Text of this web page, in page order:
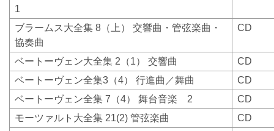
1
ブラームス大全集 8 （上）
交響曲・管弦楽曲・
協奏曲
CD
ベートーヴェン大全集 2 （1） 交響曲
CD
ベートーヴェン全集3 （4） 行進曲／舞曲
CD
ベートーヴェン全集 7 （4） 舞台音楽 2
CD
モーツァルト大全集 21(2) 管弦楽曲
CD